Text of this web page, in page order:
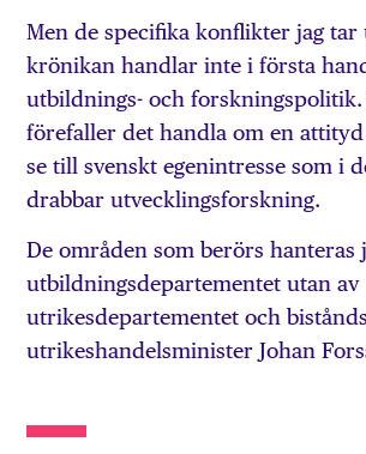
Men de specifika konflikter jag
krönikan handlar inte i första
utbildnings- och forskningspolitik.
förefaller det handla om en
se till svenskt egenintresse som i
drabbar utvecklingsforskning.
De områden som berörs hanteras
utbildningsdepartementet utan av
utrikesdepartementet och
utrikeshandelsminister Johan